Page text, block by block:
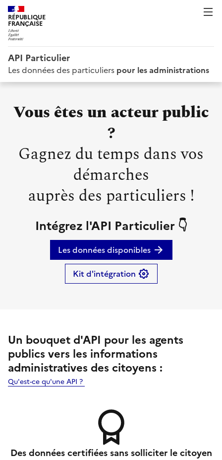
RÉPUBLIQUE
FRANÇAISE
API Particulier
Les données des particuliers pour les administrations
Vous êtes un acteur public
?
Gagnez du temps dans vos
démarches
auprès des particuliers !
Intégrez l'API Particulier 👇
Les données disponibles
Kit d'intégration
Un bouquet d'API pour les agents
publics vers les informations
administratives des citoyens :
Qu'est-ce qu'une API ?
Des données certifiées sans solliciter le citoyen